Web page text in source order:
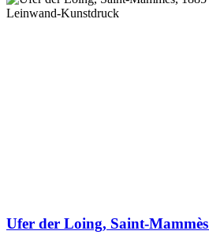
Ufer der Loing, Saint-Mammès